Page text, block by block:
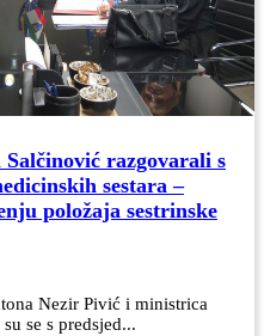
razgovarali s
sestara –
položaja sestrinske
Nezir Pivić i ministrica
se s predsjed...